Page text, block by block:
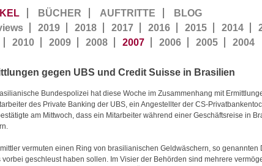
BÜCHER AUFTRITTE
BLOG
2019 2018 2017 2016 2015 2014
2010 2009 2008 2007 2006 2005 2004
gegen UBS und Credit Suisse in Brasilien
Bundespolizei hat diese Woche im Zusammenhang mit
des Private Banking der UBS, ein Angestellter der CS-
am Mittwoch, dass ein Mitarbeiter während einer Geschäftsreise in
vermuten einen Ring von brasilianischen Geldwäschern, so
vorbei geschleust haben sollen. Im Visier der Behörden sind mehrere